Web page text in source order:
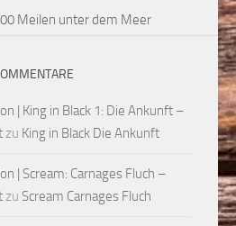
Meilen unter dem Meer
| King in Black 1: Die Ankunft –
zu King in Black Die Ankunft
| Scream: Carnages Fluch –
zu Scream Carnages Fluch